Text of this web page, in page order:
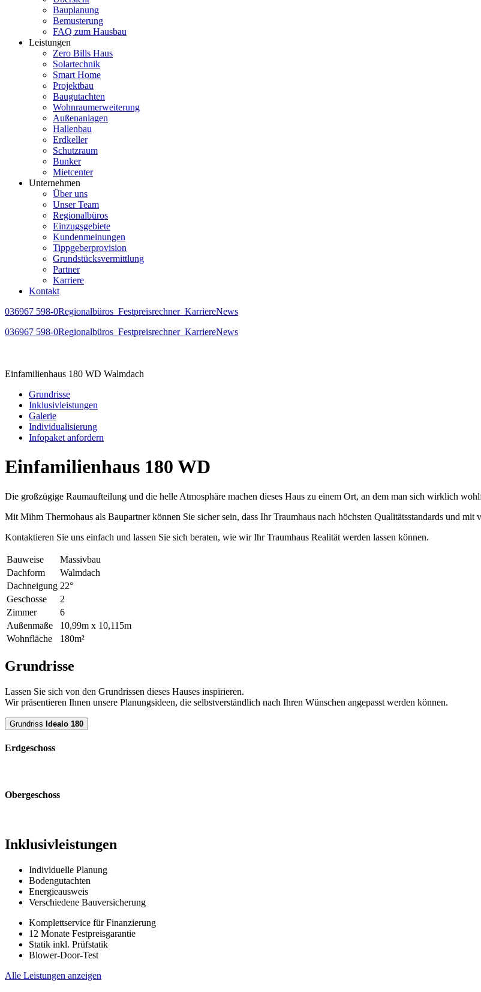
Bauplanung
Bemusterung
FAQ zum Hausbau
Leistungen
Zero Bills Haus
Solartechnik
Smart Home
Projektbau
Baugutachten
Wohnraumerweiterung
Außenanlagen
Hallenbau
Erdkeller
Schutzraum
Bunker
Mietcenter
Unternehmen
Über uns
Unser Team
Regionalbüros
Einzugsgebiete
Kundenmeinungen
Tippgeberprovision
Grundstücksvermittlung
Partner
Karriere
Kontakt
036967 598-0Regionalbüros Festpreisrechner KarriereNews
036967 598-0Regionalbüros Festpreisrechner KarriereNews
Einfamilienhaus 180 WD Walmdach
Grundrisse
Inklusivleistungen
Galerie
Individualisierung
Infopaket anfordern
Einfamilienhaus 180 WD
Die großzügige Raumaufteilung und die helle Atmosphäre machen dieses Haus zu einem Ort, an dem man sich wirklich
Mit Mihm Thermohaus als Baupartner können Sie sicher sein, dass Ihr Traumhaus nach höchsten Qualitätsstandards und
Kontaktieren Sie uns einfach und lassen Sie sich beraten, wie wir Ihr Traumhaus Realität werden lassen können.
Bauweise
Massivbau
Dachform
Walmdach
Dachneigung 22°
Geschosse
2
Zimmer
6
Außenmaße
10,99m x 10,115m
Wohnfläche
180m²
Grundrisse
Lassen Sie sich von den Grundrissen dieses Hauses inspirieren.
Wir präsentieren Ihnen unsere Planungsideen, die selbstverständlich nach Ihren Wünschen angepasst werden können.
Grundriss Idealo 180
Erdgeschoss
Obergeschoss
Inklusivleistungen
Individuelle Planung
Bodengutachten
Energieausweis
Verschiedene Bauversicherung
Komplettservice für Finanzierung
12 Monate Festpreisgarantie
Statik inkl. Prüfstatik
Blower-Door-Test
Alle Leistungen anzeigen